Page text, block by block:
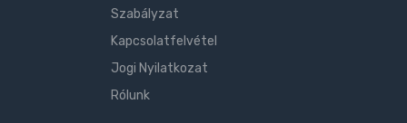
Szabályzat
Kapcsolatfelvétel
Jogi Nyilatkozat
Rólunk